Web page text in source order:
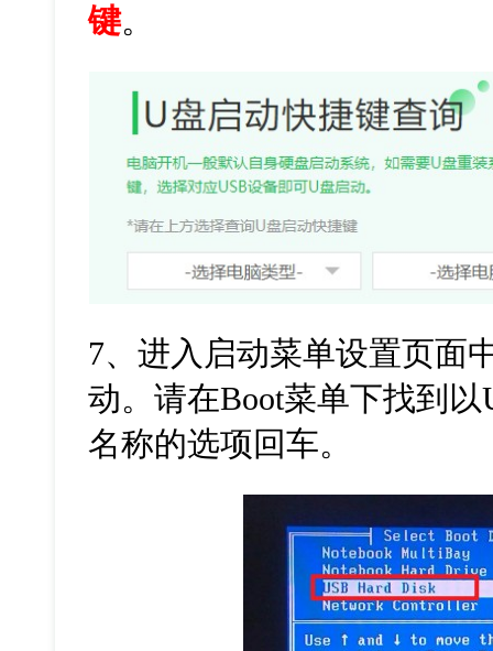
键。
7、进入启动菜单设置页面
动。请在Boot菜单下找到以
名称的选项回车。